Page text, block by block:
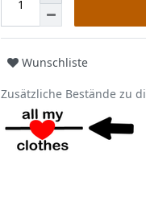
Wunschliste
Zusätzliche Bestände zu